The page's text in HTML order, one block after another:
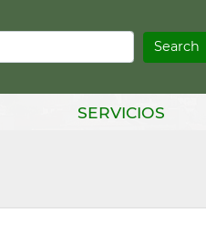
SERVICIOS